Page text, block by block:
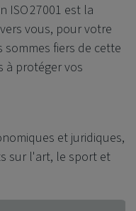
ISO 27001 est la
vous, pour votre
fiers de cette
à protéger vos
et juridiques,
sur l'art, le sport et